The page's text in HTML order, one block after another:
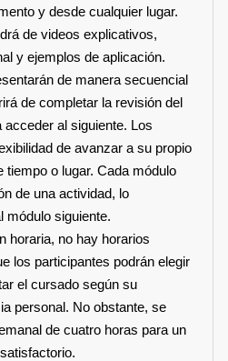
y desde cualquier lugar.
de videos explicativos,
y ejemplos de aplicación.
de manera secuencial
de completar la revisión del
acceder al siguiente. Los
de avanzar a su propio
o lugar. Cada módulo
de una actividad, lo
módulo siguiente.
horaria, no hay horarios
los participantes podrán elegir
el cursado según su
personal. No obstante, se
de cuatro horas para un